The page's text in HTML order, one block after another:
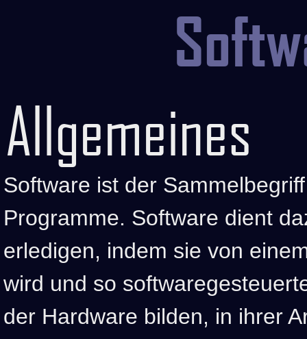
Allgemeines
Software ist der
Programme. Software dient
erledigen, indem sie von
wird und so
der Hardware bilden, in ihrer